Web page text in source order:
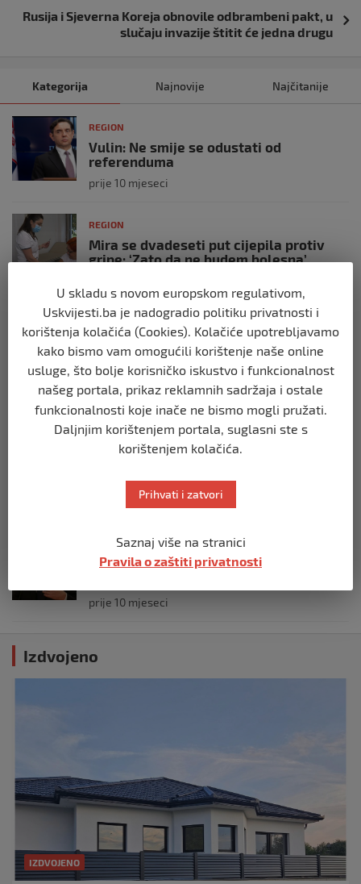
Rusija i Sjeverna Koreja obnovile odbrambeni pakt, u
slučaju invazije štitit će jedna drugu
Kategorija Najnovije Najčitanije
REGION
Vulin: Ne smije se odustati od
referenduma
prije 10 mjeseci
REGION
Mira se dvadeseti put cijepila protiv
gripe: ‘Zato da ne budem bolesna’
REGION
Predsjednik Srbije Aleksandar Vučić
poslao vijenac: Posljednji pozdrav
Halidu
prije 10 mjeseci
REGION
Koza ogrebala dijete u zoološkom vrtu,
uhapsiti kozu”
REGION
Vučić dramatično: “Biće rata, Vojska
prije 10 mjeseci
Izdvojeno
IZDVOJENO
U skladu s novom europskom regulativom,
Uskvijesti.ba je nadogradio politiku privatnosti i
korištenja kolačića (Cookies). Kolačiće upotrebljavamo
kako bismo vam omogućili korištenje naše online
usluge, što bolje korisničko iskustvo i funkcionalnost
našeg portala, prikaz reklamnih sadržaja i ostale
funkcionalnosti koje inače ne bismo mogli pružati.
Daljnjim korištenjem portala, suglasni ste s
korištenjem kolačića.
Prihvati i zatvori
Saznaj više na stranici
Pravila o zaštiti privatnosti